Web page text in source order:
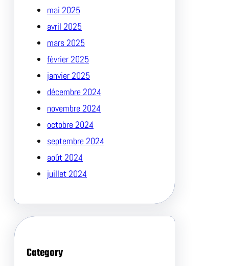
mai 2025
avril 2025
mars 2025
février 2025
janvier 2025
décembre 2024
novembre 2024
octobre 2024
septembre 2024
août 2024
juillet 2024
Category